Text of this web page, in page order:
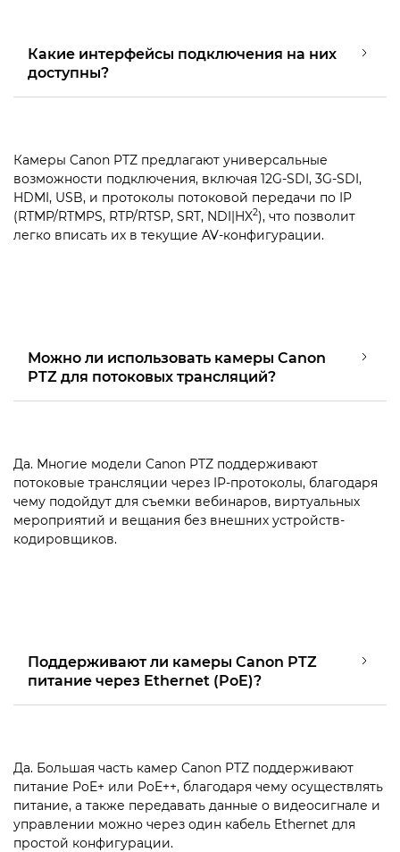
Какие интерфейсы подключения на них
доступны?
Камеры Canon PTZ предлагают универсальные
возможности подключения, включая 12G-SDI, 3G-SDI,
HDMI, USB, и протоколы потоковой передачи по IP
(RTMP/RTMPS, RTP/RTSP, SRT, NDI|HX2), что позволит
легко вписать их в текущие AV-конфигурации.
Можно ли использовать камеры Canon
PTZ для потоковых трансляций?
Да. Многие модели Canon PTZ поддерживают
потоковые трансляции через IP-протоколы, благодаря
чему подойдут для съемки вебинаров, виртуальных
мероприятий и вещания без внешних устройств-
кодировщиков.
Поддерживают ли камеры Canon PTZ
питание через Ethernet (PoE)?
Да. Большая часть камер Canon PTZ поддерживают
питание PoE+ или PoE++, благодаря чему осуществлять
питание, а также передавать данные о видеосигнале и
управлении можно через один кабель Ethernet для
простой конфигурации.